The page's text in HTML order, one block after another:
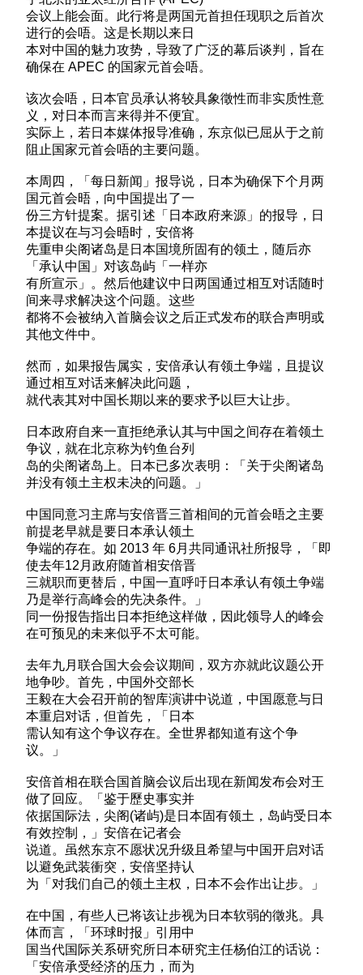
会议上能会面。此行将是两国元首担任现职之后首次
进行的会唔。这是长期以来日
本对中国的魅力攻势，导致了广泛的幕后谈判，旨在
确保在 APEC 的国家元首会唔。
该次会唔，日本官员承认将较具象徵性而非实质性意
义，对日本而言来得并不便宜。
实际上，若日本媒体报导准确，东京似已屈从于之前
阻止国家元首会唔的主要问题。
本周四，「每日新闻」报导说，日本为确保下个月两
国元首会晤，向中国提出了一
份三方针提案。据引述「日本政府来源」的报导，日
本提议在与习会晤时，安倍将
先重申尖阁诸岛是日本国境所固有的领土，随后亦
「承认中国」对该岛屿「一样亦
有所宣示」。然后他建议中日两国通过相互对话随时
间来寻求解决这个问题。这些
都将不会被纳入首脑会议之后正式发布的联合声明或
其他文件中。
然而，如果报告属实，安倍承认有领土争端，且提议
通过相互对话来解决此问题，
就代表其对中国长期以来的要求予以巨大让步。
日本政府自来一直拒绝承认其与中国之间存在着领土
争议，就在北京称为钓鱼台列
岛的尖阁诸岛上。日本已多次表明：「关于尖阁诸岛
并没有领土主权未决的问题。」
中国同意习主席与安倍晋三首相间的元首会晤之主要
前提老早就是要日本承认领土
争端的存在。如 2013 年 6月共同通讯社所报导，「即
使去年12月政府随首相安倍晋
三就职而更替后，中国一直呼吁日本承认有领土争端
乃是举行高峰会的先决条件。」
同一份报告指出日本拒绝这样做，因此领导人的峰会
在可预见的未来似乎不太可能。
去年九月联合国大会会议期间，双方亦就此议题公开
地争吵。首先，中国外交部长
王毅在大会召开前的智库演讲中说道，中国愿意与日
本重启对话，但首先，「日本
需认知有这个争议存在。全世界都知道有这个争
议。」
安倍首相在联合国首脑会议后出现在新闻发布会对王
做了回应。「鉴于歷史事实并
依据国际法，尖阁(诸屿)是日本固有领土，岛屿受日本
有效控制，」安倍在记者会
说道。虽然东京不愿状况升级且希望与中国开启对话
以避免武装衝突，安倍坚持认
为「对我们自己的领土主权，日本不会作出让步。」
在中国，有些人已将该让步视为日本软弱的徵兆。具
体而言，「环球时报」引用中
国当代国际关系研究所日本研究主任杨伯江的话说：
「安倍承受经济的压力，而为